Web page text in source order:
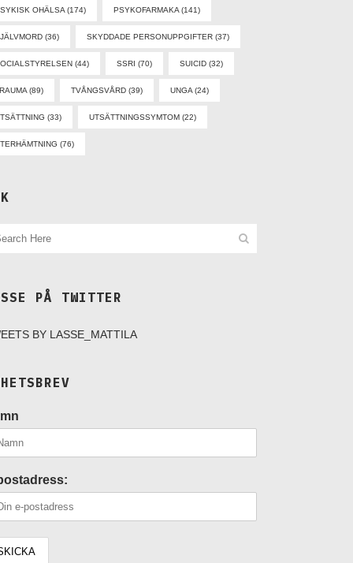
OHÄLSA (174) PSYKOFARMAKA (141)
(36) SKYDDADE PERSONUPPGIFTER (37)
(44) SSRI (70) SUICID (32)
(89) TVÅNGSVÅRD (39) UNGA (24)
(33) UTSÄTTNINGSSYMTOM (22)
(76)
PÅ TWITTER
BY LASSE_MATTILA